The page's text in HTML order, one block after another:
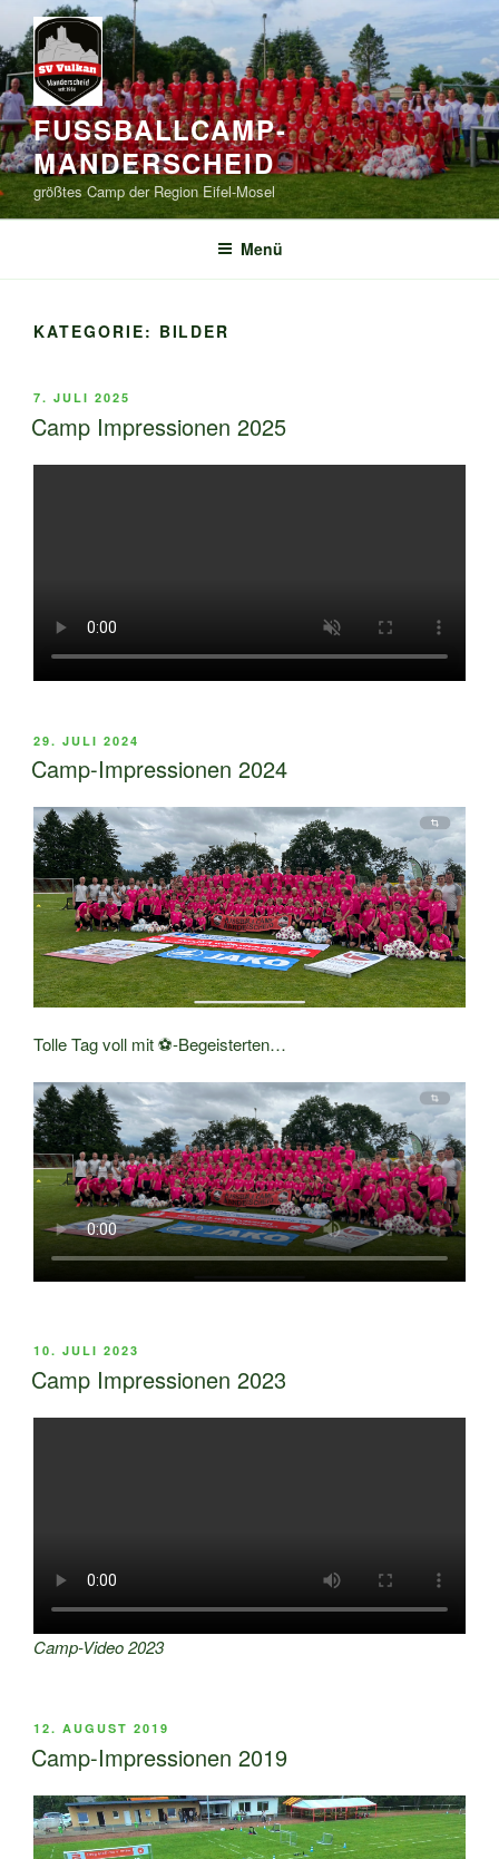
Inhalt
springen
FUSSBALLCAMP-
MANDERSCHEID
größtes Camp der Region Eifel-Mosel
Menü
KATEGORIE: BILDER
VERÖFFENTLICHT
AM
7. JULI 2025
Camp Impressionen 2025
VERÖFFENTLICHT
AM
29. JULI 2024
Camp-Impressionen 2024
Tolle Tag voll mit ⚽️-Begeisterten…
VERÖFFENTLICHT
AM
10. JULI 2023
Camp Impressionen 2023
Camp-Video 2023
VERÖFFENTLICHT
AM
12. AUGUST 2019
Camp-Impressionen 2019